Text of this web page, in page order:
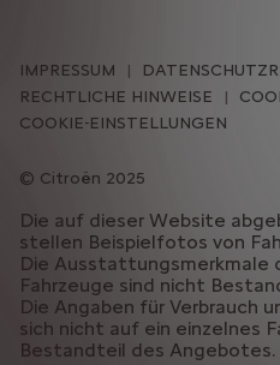
Citroën 2025
IMPRESSUM
RECHTLICHE HINWEISE
COOKIE-EINSTELLUNGEN
Die auf dieser Website
stellen Beispielfotos von
Die Ausstattungsmerkmale
Fahrzeuge sind nicht
Die Angaben für Verbrauch
sich nicht auf ein einzelnes
Bestandteil des Angebotes.